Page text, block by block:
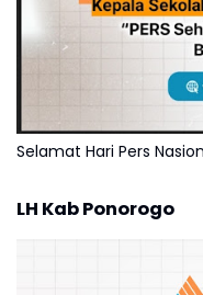
Selamat Hari Pers
LH Kab Ponorogo